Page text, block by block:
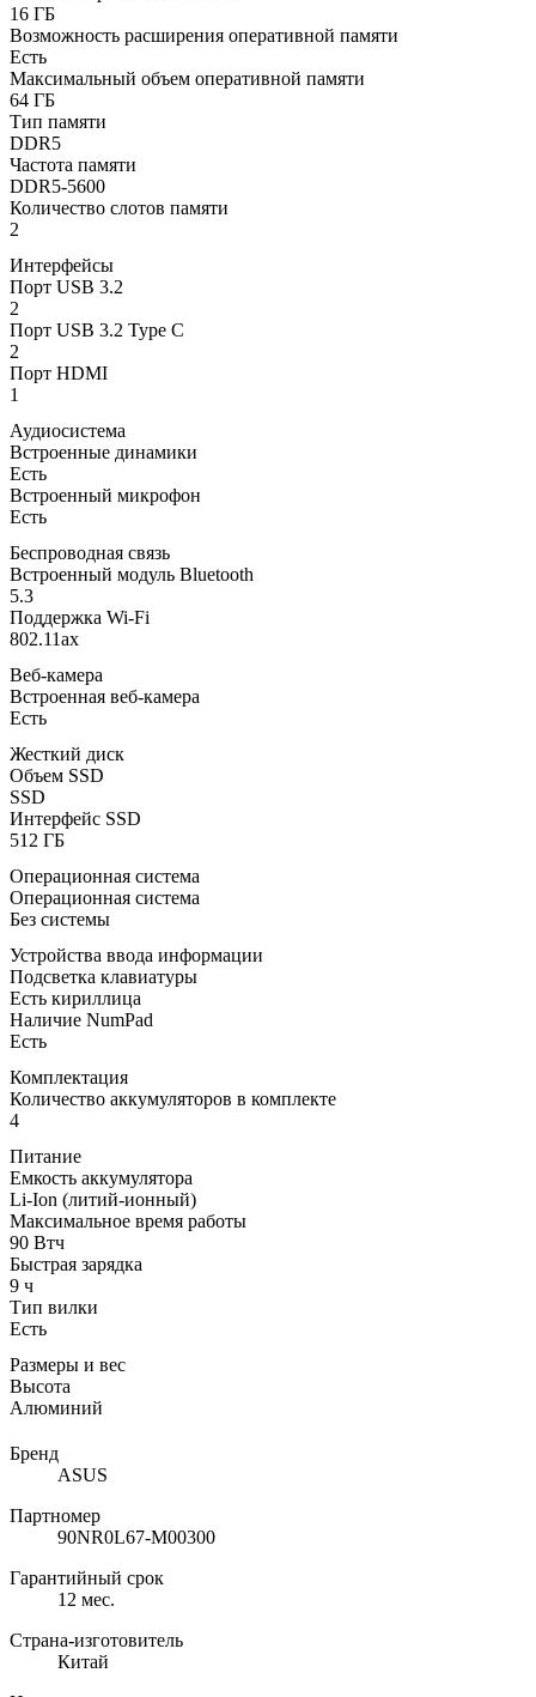
16 ГБ
Возможность расширения оперативной памяти
Есть
Максимальный объем оперативной памяти
64 ГБ
Тип памяти
DDR5
Частота памяти
DDR5-5600
Количество слотов памяти
2
Интерфейсы
Порт USB 3.2
2
Порт USB 3.2 Type C
2
Порт HDMI
1
Аудиосистема
Встроенные динамики
Есть
Встроенный микрофон
Есть
Беспроводная связь
Встроенный модуль Bluetooth
5.3
Поддержка Wi-Fi
802.11ax
Веб-камера
Встроенная веб-камера
Есть
Жесткий диск
Объем SSD
SSD
Интерфейс SSD
512 ГБ
Операционная система
Операционная система
Без системы
Устройства ввода информации
Подсветка клавиатуры
Есть кириллица
Наличие NumPad
Есть
Комплектация
Количество аккумуляторов в комплекте
4
Питание
Емкость аккумулятора
Li-Ion (литий-ионный)
Максимальное время работы
90 Втч
Быстрая зарядка
9 ч
Тип вилки
Есть
Размеры и вес
Высота
Алюминий
Бренд
ASUS
Партномер
90NR0L67-M00300
Гарантийный срок
12 мес.
Страна-изготовитель
Китай